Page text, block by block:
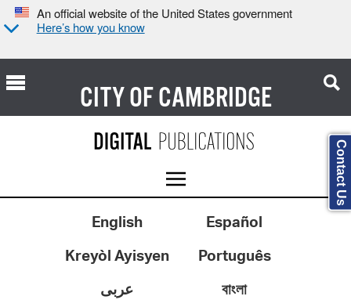
An official website of the United States government
Here’s how you know
CITY OFCAMBRIDGE
English
Español
Kreyòl Ayisyen
Português
عربى
বাংলা
Contact Us